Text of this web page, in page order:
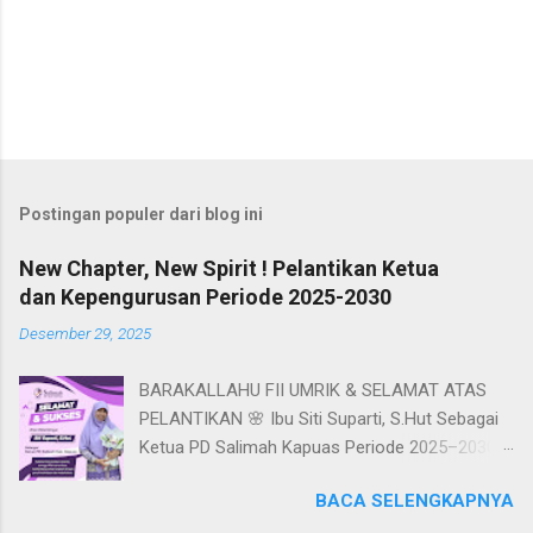
Postingan populer dari blog ini
New Chapter, New Spirit ! Pelantikan Ketua
dan Kepengurusan Periode 2025-2030
Desember 29, 2025
BARAKALLAHU FII UMRIK & SELAMAT ATAS
PELANTIKAN 🌸 Ibu Siti Suparti, S.Hut Sebagai
Ketua PD Salimah Kapuas Periode 2025–2030
melayani. Semoga visi besar dalamBACA SELENGKAPNYA